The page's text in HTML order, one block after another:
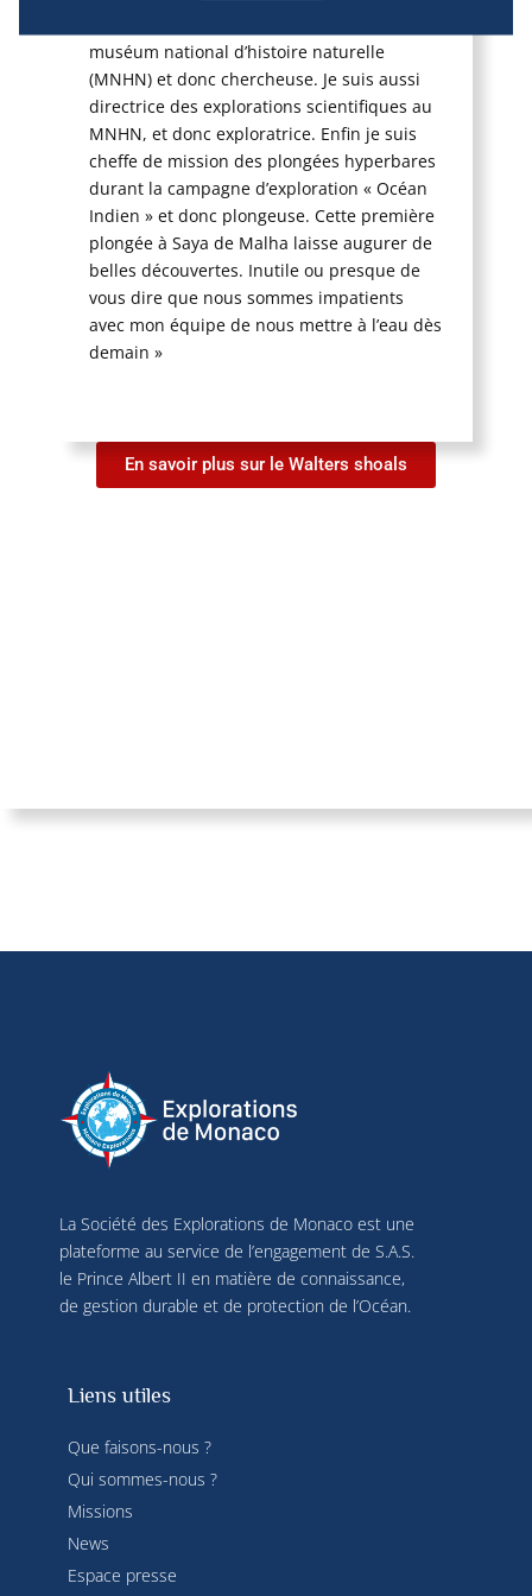
sources de données hors ligne, relier différents
terminaux, recevoir et utiliser des caractéristiques
d’identification d’appareil envoyées
automatiquement, utiliser des données de
géolocalisation précises, analyser activement les
caractéristiques du terminal pour l’identification.
Vous pouvez modifier vos choix à tout moment en
cliquant sur « Gérer mes cookies » en bas des
pages de ce site. Vous pouvez aussi consulter
notre politique de confidentialité pour plus
d’informations.
muséum national d’histoire naturelle
(MNHN) et donc chercheuse. Je suis aussi
directrice des explorations scientifiques au
MNHN, et donc exploratrice. Enfin je suis
cheffe de mission des plongées hyperbares
durant la campagne d’exploration « Océan
Indien » et donc plongeuse. Cette première
plongée à Saya de Malha laisse augurer de
belles découvertes. Inutile ou presque de
vous dire que nous sommes impatients
avec mon équipe de nous mettre à l’eau dès
demain »
En savoir plus sur le Walters shoals
La Société des Explorations de Monaco est une
plateforme au service de l’engagement de S.A.S.
le Prince Albert II en matière de connaissance,
de gestion durable et de protection de l’Océan.
Liens utiles
Que faisons-nous ?
Qui sommes-nous ?
Missions
News
Espace presse